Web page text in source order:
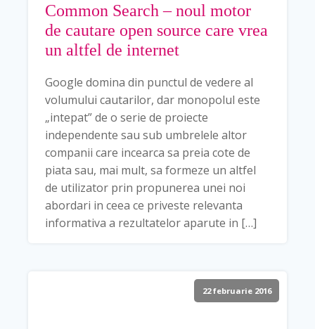
Common Search – noul motor
de cautare open source care vrea
un altfel de internet
Google domina din punctul de vedere al
volumului cautarilor, dar monopolul este
„intepat” de o serie de proiecte
independente sau sub umbrelele altor
companii care incearca sa preia cote de
piata sau, mai mult, sa formeze un altfel
de utilizator prin propunerea unei noi
abordari in ceea ce priveste relevanta
informativa a rezultatelor aparute in […]
22 februarie 2016